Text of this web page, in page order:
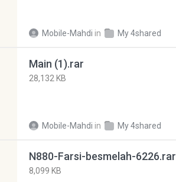
Mobile-Mahdi in My 4shared
Main (1).rar
28,132 KB
Mobile-Mahdi in My 4shared
N880-Farsi-besmelah-6226.rar
8,099 KB